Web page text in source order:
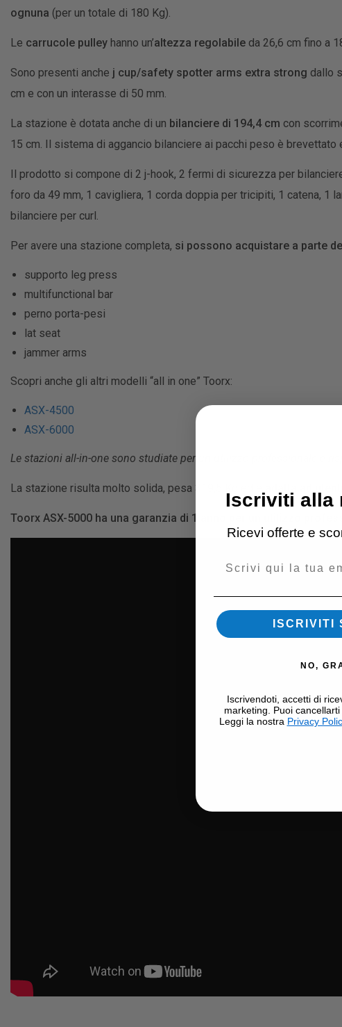
ognuna (per un totale di 180 Kg).
Le carrucole pulley hanno un’altezza regolabile da 26,6 cm fino a
Sono presenti anche j cup/safety spotter arms extra strong dallo
cm e con un interasse di 50 mm.
La stazione è dotata anche di un bilanciere di 194,4 cm con
15 cm. Il sistema di aggancio bilanciere ai pacchi peso è brevettato
Il prodotto si compone di 2 j-hook, 2 fermi di sicurezza per
foro da 49 mm, 1 cavigliera, 1 corda doppia per tricipiti, 1 catena, 1
bilanciere per curl.
Per avere una stazione completa, si possono acquistare a parte
supporto leg press
multifunctional bar
perno porta-pesi
lat seat
jammer arms
Scopri anche gli altri modelli “all in one” Toorx:
ASX-4500
ASX-6000
Le stazioni all-in-one sono studiate per un utilizzo professionale e
La stazione risulta molto solida, pesa 319,5 Kg ed è
Toorx ASX-5000 ha una garanzia di 1 anno per un utilizzo
Iscriviti alla
Ricevi offerte e
ISCRIVITI
NO,
Iscrivendoti, accetti di
marketing. Puoi
Leggi la nostra Privacy